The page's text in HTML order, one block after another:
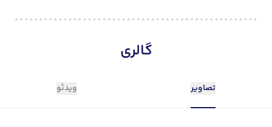
گالری
تصاویر ویدئو